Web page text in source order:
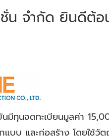
น จำกัด ยินดีต้อ
ทุนจดทะเบียนมูลค่า
บ และก่อสร้าง โดยใช้วัต